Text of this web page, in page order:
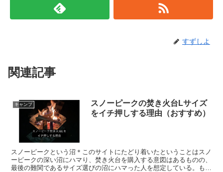
すずしよ
関連記事
キャンプ
スノーピークの焚き火台Lサイズ
をイチ押しする理由（おすすめ）
スノーピークという沼＊このサイトにたどり着いたということはスノ
ーピークの深い沼にハマり、焚き火台を購入する意図はあるものの、
最後の難関であるサイズ選びの沼にハマった人を想定している。もち